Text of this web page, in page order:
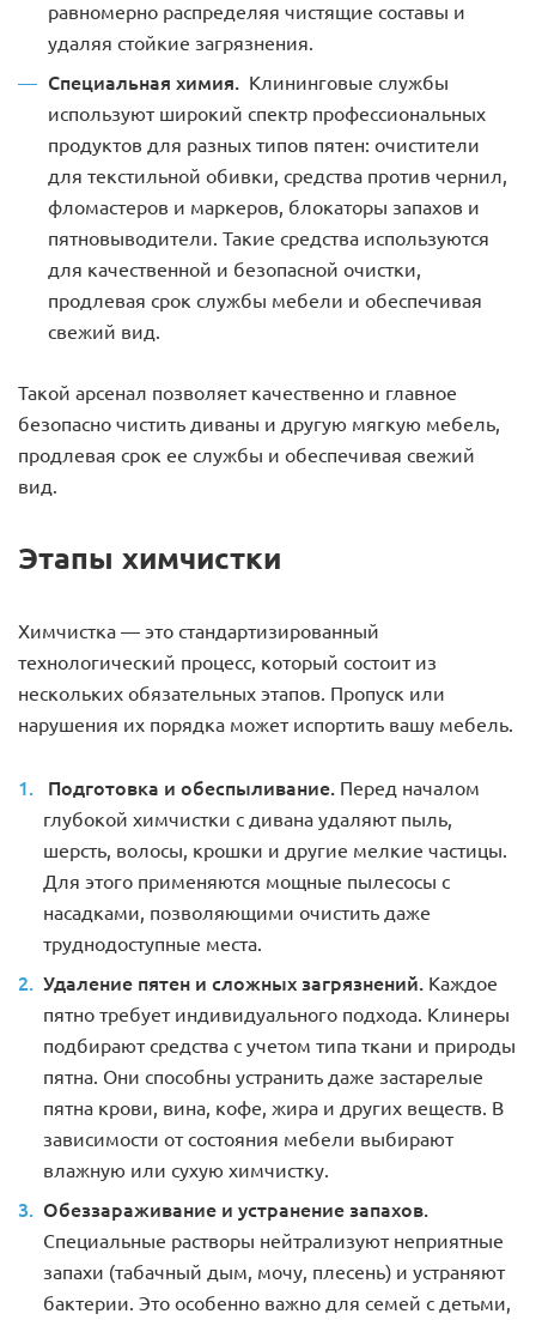
равномерно распределяя чистящие составы и
удаляя стойкие загрязнения.
Специальная химия. Клининговые службы
используют широкий спектр профессиональных
продуктов для разных типов пятен: очистители
для текстильной обивки, средства против чернил,
фломастеров и маркеров, блокаторы запахов и
пятновыводители. Такие средства используются
для качественной и безопасной очистки,
продлевая срок службы мебели и обеспечивая
свежий вид.
Такой арсенал позволяет качественно и главное
безопасно чистить диваны и другую мягкую мебель,
продлевая срок ее службы и обеспечивая свежий
вид.
Этапы химчистки
Химчистка — это стандартизированный
технологический процесс, который состоит из
нескольких обязательных этапов. Пропуск или
нарушения их порядка может испортить вашу мебель.
Подготовка и обеспыливание. Перед началом
глубокой химчистки с дивана удаляют пыль,
шерсть, волосы, крошки и другие мелкие частицы.
Для этого применяются мощные пылесосы с
насадками, позволяющими очистить даже
труднодоступные места.
Удаление пятен и сложных загрязнений. Каждое
пятно требует индивидуального подхода. Клинеры
подбирают средства с учетом типа ткани и природы
пятна. Они способны устранить даже застарелые
пятна крови, вина, кофе, жира и других веществ. В
зависимости от состояния мебели выбирают
влажную или сухую химчистку.
Обеззараживание и устранение запахов.
Специальные растворы нейтрализуют неприятные
запахи (табачный дым, мочу, плесень) и устраняют
бактерии. Это особенно важно для семей с детьми,